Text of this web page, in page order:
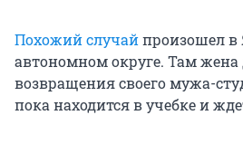
Похожий случайпроизошел
автономном округе. Там жена
возвращения своего мужа-
пока находится в учебке и